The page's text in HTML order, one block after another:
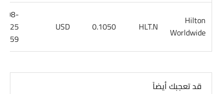
Hilton
Worldwide
HLT.N
0.1050
USD
08-
25
قد تعجبك أيضاً